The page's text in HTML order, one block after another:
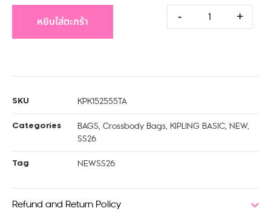
- +
หยิบใส่ตะกร้า
SKU KPK152555TA
Categories BAGS, Crossbody Bags, KIPLING BASIC, NEW,
SS26
Tag NEWSS26
Refund and Return Policy